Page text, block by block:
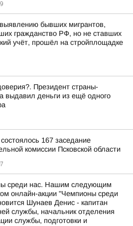
бывших мигрантов,
гражданство РФ, но не ставших
учёт, прошёл на стройплощадке
Президент страны-
выдавил деньги из ещё одного
167 заседание
комиссии Псковской области
среди нас. Нашим следующим
онлайн-акции "Чемпионы среди
Шунаев Денис - капитан
службы, начальник отделения
службы, подготовки и